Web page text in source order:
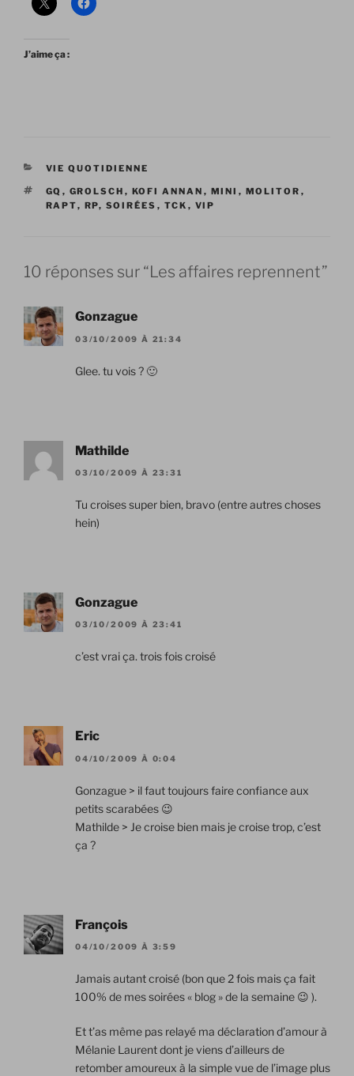
J’aime ça :
CATÉGORIES
VIE QUOTIDIENNE
ÉTIQUETTES
GQ , GROLSCH , KOFI ANNAN , MINI , MOLITOR ,
RAPT, RP, SOIRÉES , TCK , VIP
10 réponses sur “Les affaires reprennent”
Gonzague
03/10/2009 À 21:34
Glee. tu vois ? 🙂
Mathilde
03/10/2009 À 23:31
Tu croises super bien, bravo (entre autres choses
hein)
Gonzague
03/10/2009 À 23:41
c’est vrai ça. trois fois croisé
Eric
04/10/2009 À 0:04
Gonzague > il faut toujours faire confiance aux
petits scarabées 😉
Mathilde > Je croise bien mais je croise trop, c’est
ça ?
François
04/10/2009 À 3:59
Jamais autant croisé (bon que 2 fois mais ça fait
100% de mes soirées « blog » de la semaine 😉 ).
Et t’as même pas relayé ma déclaration d’amour à
Mélanie Laurent dont je viens d’ailleurs de
retomber amoureux à la simple vue de l’image plus